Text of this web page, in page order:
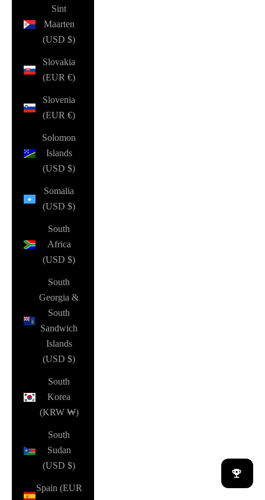
Sint
Maarten
(USD $)
Slovakia
(EUR €)
Slovenia
(EUR €)
Solomon
Islands
(USD $)
Somalia
(USD $)
South
Africa
(USD $)
South
Georgia &
South
Sandwich
Islands
(USD $)
South
Korea
(KRW ₩)
South
Sudan
(USD $)
Spain (EUR